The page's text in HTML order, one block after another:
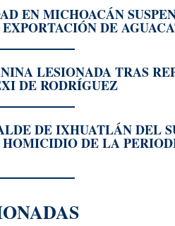
EN MICHOACÁN
DE
LESIONADA TRAS
DE RODRÍGUEZ
DE IXHUATLÁN DEL
DE LA